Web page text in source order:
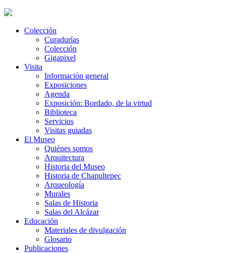
Colección
Curadurías
Colección
Gigapixel
Visita
Información general
Exposiciones
Agenda
Exposición: Bordado, de la virtud
Biblioteca
Servicios
Visitas guiadas
El Museo
Quiénes somos
Arquitectura
Historia del Museo
Historia de Chapultepec
Arqueología
Murales
Salas de Historia
Salas del Alcázar
Educación
Materiales de divulgación
Glosario
Publicaciones